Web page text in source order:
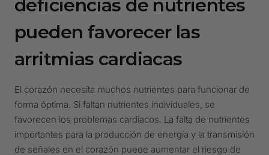
deficiencias de nutrientes
pueden favorecer las
arritmias cardiacas
El corazón necesita muchos nutrientes para funcionar de
forma óptima. Si faltan nutrientes individuales, se
favorecen los problemas cardíacos. La falta de nutrientes
importantes para la producción de energía y la transmisión
de señales en el corazón puede aumentar el riesgo de